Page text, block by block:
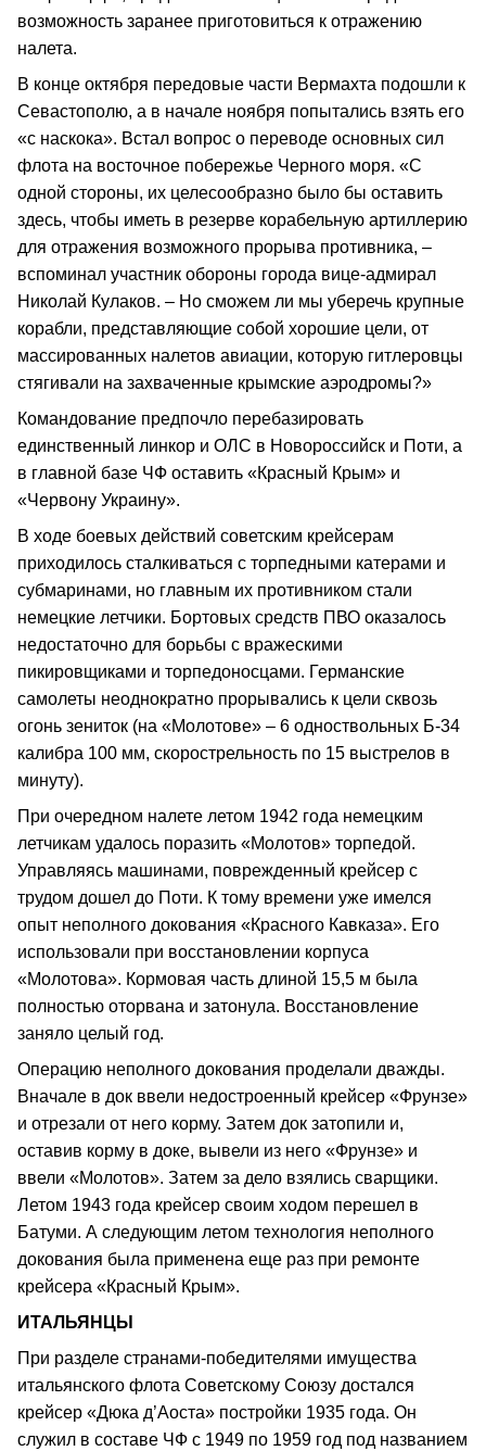
возможность заранее приготовиться к отражению
налета.
В конце октября передовые части Вермахта подошли к
Севастополю, а в начале ноября попытались взять его
«с наскока». Встал вопрос о переводе основных сил
флота на восточное побережье Черного моря. «С
одной стороны, их целесообразно было бы оставить
здесь, чтобы иметь в резерве корабельную артиллерию
для отражения возможного прорыва противника, –
вспоминал участник обороны города вице-адмирал
Николай Кулаков. – Но сможем ли мы уберечь крупные
корабли, представляющие собой хорошие цели, от
массированных налетов авиации, которую гитлеровцы
стягивали на захваченные крымские аэродромы?»
Командование предпочло перебазировать
единственный линкор и ОЛС в Новороссийск и Поти, а
в главной базе ЧФ оставить «Красный Крым» и
«Червону Украину».
В ходе боевых действий советским крейсерам
приходилось сталкиваться с торпедными катерами и
субмаринами, но главным их противником стали
немецкие летчики. Бортовых средств ПВО оказалось
недостаточно для борьбы с вражескими
пикировщиками и торпедоносцами. Германские
самолеты неоднократно прорывались к цели сквозь
огонь зениток (на «Молотове» – 6 одноствольных Б-34
калибра 100 мм, скорострельность по 15 выстрелов в
минуту).
При очередном налете летом 1942 года немецким
летчикам удалось поразить «Молотов» торпедой.
Управляясь машинами, поврежденный крейсер с
трудом дошел до Поти. К тому времени уже имелся
опыт неполного докования «Красного Кавказа». Его
использовали при восстановлении корпуса
«Молотова». Кормовая часть длиной 15,5 м была
полностью оторвана и затонула. Восстановление
заняло целый год.
Операцию неполного докования проделали дважды.
Вначале в док ввели недостроенный крейсер «Фрунзе»
и отрезали от него корму. Затем док затопили и,
оставив корму в доке, вывели из него «Фрунзе» и
ввели «Молотов». Затем за дело взялись сварщики.
Летом 1943 года крейсер своим ходом перешел в
Батуми. А следующим летом технология неполного
докования была применена еще раз при ремонте
крейсера «Красный Крым».
ИТАЛЬЯНЦЫ
При разделе странами-победителями имущества
итальянского флота Советскому Союзу достался
крейсер «Дюка д’Аоста» постройки 1935 года. Он
служил в составе ЧФ с 1949 по 1959 год под названием